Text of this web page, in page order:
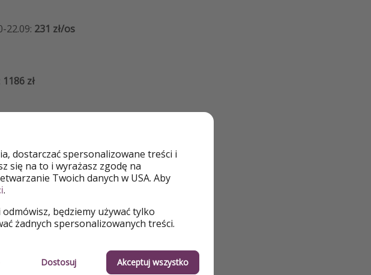
22.09: 231 zł/os
1186 zł
dostarczać spersonalizowane treści i
się na to i wyrażasz zgodę na
Twoich danych w USA. Aby
.
będziemy używać tylko
żadnych spersonalizowanych treści.
Dostosuj Akceptuj wszystko